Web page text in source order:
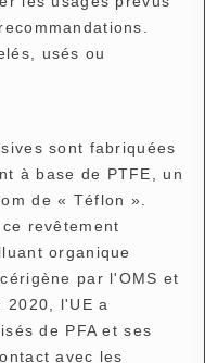
usés ou
sont fabriquées
à base de PTFE, un
de « Téflon ».
revêtement
organique
par l'OMS et
2020, l'UE a
de PFA et ses
avec les